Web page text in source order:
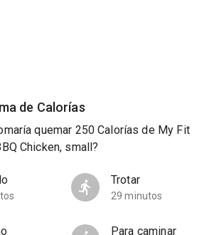
de Calorías
quemar 250 Calorías de My Fit
Chicken, small?
Trotar
29 minutos
Para caminar